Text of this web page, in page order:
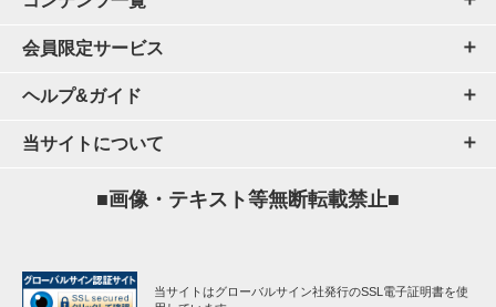
会員限定サービス
ヘルプ&ガイド
当サイトについて
■画像・テキスト等無断転載禁止■
当サイトはグローバルサイン社発行のSSL電子証明書を使